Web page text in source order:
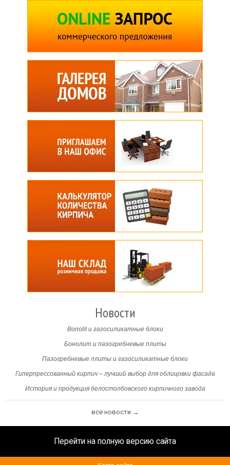
Новости
Bonolit и газосиликатные блоки
Бонолит и пазогребневые плиты
Пазогребневые плиты и газосиликатные блоки
Гиперпрессованный кирпич – лучший выбор для облицовки фасада
История и продукция белостолбовского кирпичного завода
все новости →
Перейти на полную версию сайта